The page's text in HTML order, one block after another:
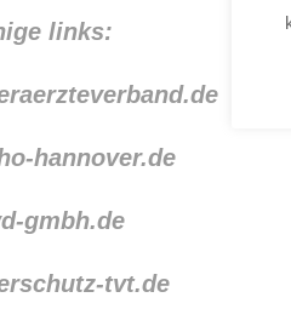
links:
hannover.de
gmbh.de
tvt.de